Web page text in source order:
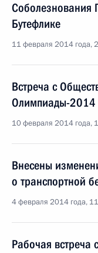
Соболезнования
Бутефлике
11 февраля 2014 года,
Встреча с
Олимпиады-2014
10 февраля 2014 года,
Внесены
о транспортной
4 февраля 2014 года,
Рабочая встреча